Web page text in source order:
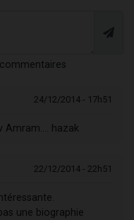
24/12/2014 - 17h51
Amram.... hazak
22/12/2014 - 22h51
une biographie